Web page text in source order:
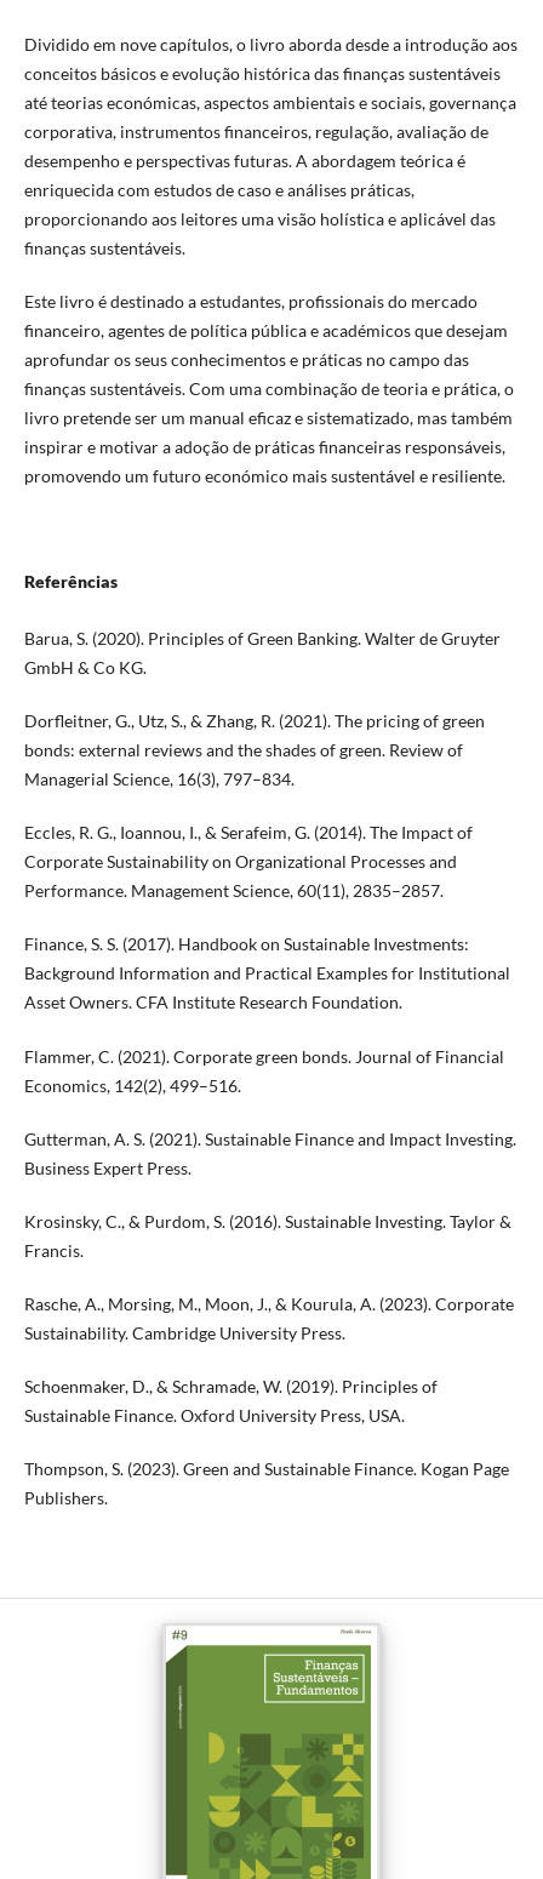
Dividido em nove capítulos, o livro aborda desde a introdução aos
conceitos básicos e evolução histórica das finanças sustentáveis
até teorias económicas, aspectos ambientais e sociais, governança
corporativa, instrumentos financeiros, regulação, avaliação de
desempenho e perspectivas futuras. A abordagem teórica é
enriquecida com estudos de caso e análises práticas,
proporcionando aos leitores uma visão holística e aplicável das
finanças sustentáveis.
Este livro é destinado a estudantes, profissionais do mercado
financeiro, agentes de política pública e académicos que desejam
aprofundar os seus conhecimentos e práticas no campo das
finanças sustentáveis. Com uma combinação de teoria e prática, o
livro pretende ser um manual eficaz e sistematizado, mas também
inspirar e motivar a adoção de práticas financeiras responsáveis,
promovendo um futuro económico mais sustentável e resiliente.
Referências
Barua, S. (2020). Principles of Green Banking. Walter de Gruyter
GmbH & Co KG.
Dorfleitner, G., Utz, S., & Zhang, R. (2021). The pricing of green
bonds: external reviews and the shades of green. Review of
Managerial Science, 16(3), 797–834.
Eccles, R. G., Ioannou, I., & Serafeim, G. (2014). The Impact of
Corporate Sustainability on Organizational Processes and
Performance. Management Science, 60(11), 2835–2857.
Finance, S. S. (2017). Handbook on Sustainable Investments:
Background Information and Practical Examples for Institutional
Asset Owners. CFA Institute Research Foundation.
Flammer, C. (2021). Corporate green bonds. Journal of Financial
Economics, 142(2), 499–516.
Gutterman, A. S. (2021). Sustainable Finance and Impact Investing.
Business Expert Press.
Krosinsky, C., & Purdom, S. (2016). Sustainable Investing. Taylor &
Francis.
Rasche, A., Morsing, M., Moon, J., & Kourula, A. (2023). Corporate
Sustainability. Cambridge University Press.
Schoenmaker, D., & Schramade, W. (2019). Principles of
Sustainable Finance. Oxford University Press, USA.
Thompson, S. (2023). Green and Sustainable Finance. Kogan Page
Publishers.